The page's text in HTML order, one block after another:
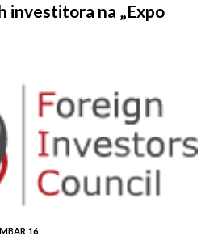
investitora na „Expo
16